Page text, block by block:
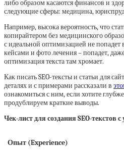
либо образом касаются финансов и
следующие сферы: медицина,
Например, высока вероятность, что
копирайтером без медицинского
с идеальной оптимизацией не попадет
кейсами и фото лечения – попадет,
оптимизация текста там хромает.
Как писать SEO-тексты и статьи для
деталях и с примерами рассказали в
ознакомиться с ним, если хотите
продублируем краткие выводы.
Чек-лист для создания SEO-текстов
Опыт (Experience)